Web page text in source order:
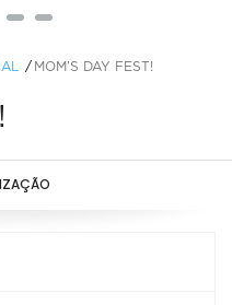
MOM’S DAY FEST!